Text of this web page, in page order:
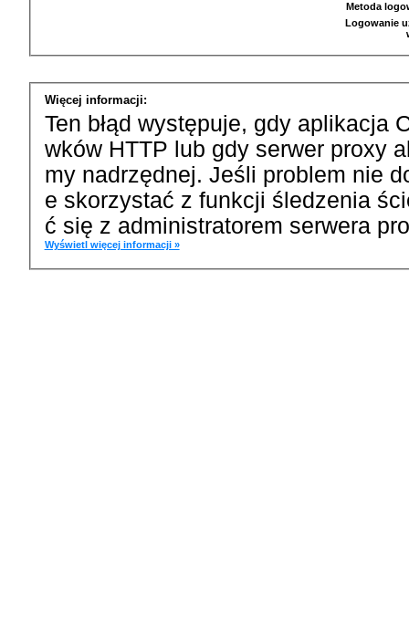
Metoda
Logowanie
Więcej informacji:
Ten błąd występuje, gdy aplikacja
wków HTTP lub gdy serwer proxy
my nadrzędnej. Jeśli problem nie
e skorzystać z funkcji śledzenia
ć się z administratorem serwera
Wyświetl więcej informacji »